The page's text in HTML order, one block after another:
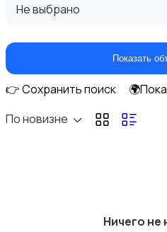
Грызуны
Не выбрано
Показать
👉 Сохранить поиск
По новизне
Ничего не